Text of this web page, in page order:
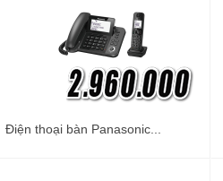
Điện thoại bàn Panasonic...